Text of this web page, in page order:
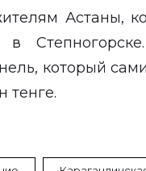
Астаны,
в
который
тенге.